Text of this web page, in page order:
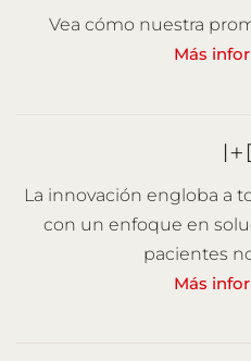
Vea cómo nuestra
Más
La innovación engloba a
con un enfoque en
pacientes
Más